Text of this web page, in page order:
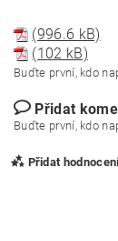
(996.6 kB)
(102 kB)
Buďte první, kdo
Přidat
Buďte první, kdo
Přidat